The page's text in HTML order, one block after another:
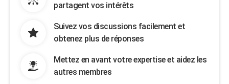
partagent vos intérêts
Suivez vos discussions facilement et
obtenez plus de réponses
Mettez en avant votre expertise et aidez les
autres membres